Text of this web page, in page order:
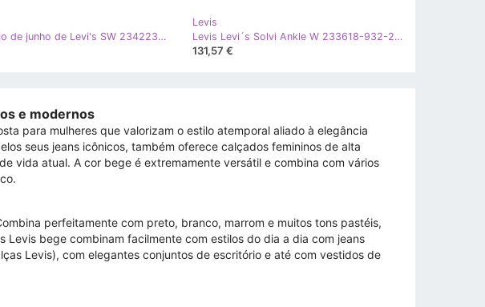
Levis Selo de junho de Levi's SW 234223-753-100 bege marrom
Levis
Levis Levi´s Solvi Ankle W 233618-932-23 bege rosa
131,57 €
e modernos
para mulheres que valorizam o estilo atemporal aliado à elegância
seus jeans icônicos, também oferece calçados femininos de alta
vida atual. A cor bege é extremamente versátil e combina com vários
perfeitamente com preto, branco, marrom e muitos tons pastéis,
Levis bege combinam facilmente com estilos do dia a dia com jeans
Levis), com elegantes conjuntos de escritório e até com vestidos de